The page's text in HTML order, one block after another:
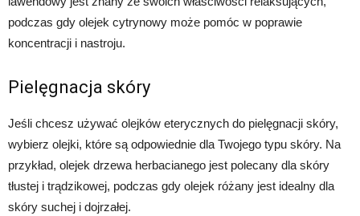
podczas gdy olejek cytrynowy może pomóc w poprawie
koncentracji i nastroju.
Pielęgnacja skóry
Jeśli chcesz używać olejków eterycznych do pielęgnacji skóry,
wybierz olejki, które są odpowiednie dla Twojego typu skóry. Na
przykład, olejek drzewa herbacianego jest polecany dla skóry
tłustej i trądzikowej, podczas gdy olejek różany jest idealny dla
skóry suchej i dojrzałej.